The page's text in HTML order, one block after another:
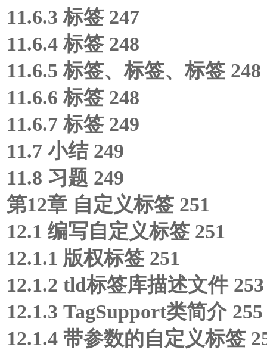
11.6.3标签 247
11.6.4标签 248
11.6.5标签、标签、标签 248
11.6.6标签 248
11.6.7标签 249
11.7 小结 249
11.8 习题 249
第12章 自定义标签 251
12.1 编写自定义标签 251
12.1.1 版权标签 251
12.1.2 tld标签库描述文件 253
12.1.3 TagSupport类简介 255
12.1.4 带参数的自定义标签